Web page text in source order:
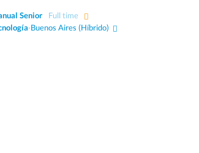
Senior
Full time
·Buenos Aires (Híbrido)